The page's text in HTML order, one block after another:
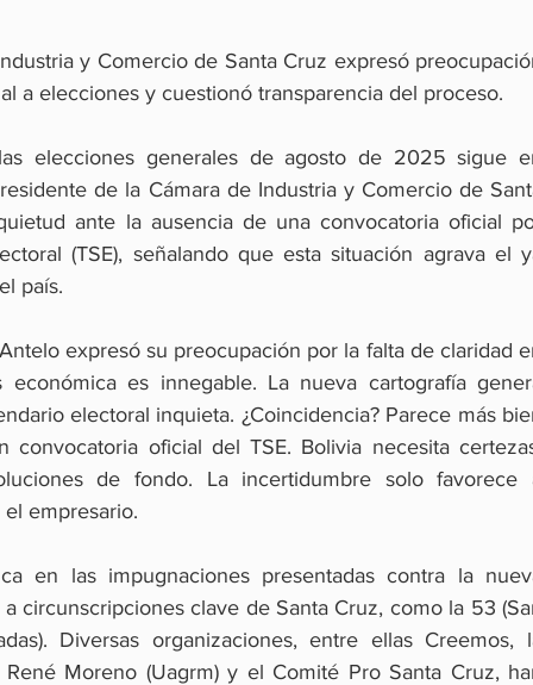
y Comercio de Santa Cruz expresó
a elecciones y cuestionó transparencia del proceso.
elecciones generales de agosto de 2025 sigue
de la Cámara de Industria y Comercio de
ante la ausencia de una convocatoria oficial
(TSE), señalando que esta situación agrava el
país.
expresó su preocupación por la falta de claridad
económica es innegable. La nueva cartografía
electoral inquieta. ¿Coincidencia? Parece más
convocatoria oficial del TSE. Bolivia necesita
de fondo. La incertidumbre solo favorece
empresario.
en las impugnaciones presentadas contra la
circunscripciones clave de Santa Cruz, como la 53
Diversas organizaciones, entre ellas Creemos,
Moreno (Uagrm) y el Comité Pro Santa Cruz,